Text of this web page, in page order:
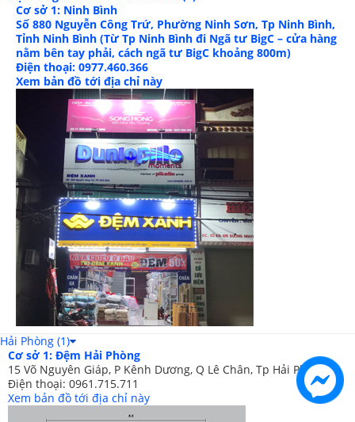
Họa tiết sọc 3cm mang vẻ đẹp sang trọng
Gối nằm kich thước 50x70cm thoải mái khi nằm
Cơ sở 1: Ninh Bình
Số 880 Nguyễn Công Trứ, Phường Ninh Sơn, Tp Ninh Bình,
Tỉnh Ninh Bình (Từ Tp Ninh Bình đi Ngã tư BigC – cửa hàng
nằm bên tay phải, cách ngã tư BigC khoảng 800m)
Điện thoại: 0977.460.366
Xem bản đồ tới địa chỉ này
Hải Phòng (1)
Cơ sở 1: Đệm Hải Phòng
15 Võ Nguyên Giáp, P Kênh Dương, Q Lê Chân, Tp Hải Phòng
Điện thoại: 0961.715.711
Xem bản đồ tới địa chỉ này